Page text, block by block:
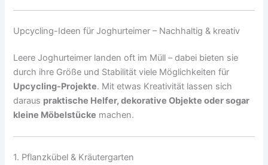
Upcycling-Ideen für Joghurteimer – Nachhaltig & kreativ
Leere Joghurteimer landen oft im Müll – dabei bieten sie
durch ihre Größe und Stabilität viele Möglichkeiten für
Upcycling-Projekte. Mit etwas Kreativität lassen sich
daraus praktische Helfer, dekorative Objekte oder sogar
kleine Möbelstücke machen.
1. Pflanzkübel & Kräutergarten